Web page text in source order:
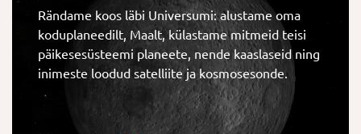
Rändame koos läbi Universumi: alustame oma
koduplaneedilt, Maalt, külastame mitmeid teisi
päikesesüsteemi planeete, nende kaaslaseid ning
inimeste loodud satelliite ja kosmosesonde.